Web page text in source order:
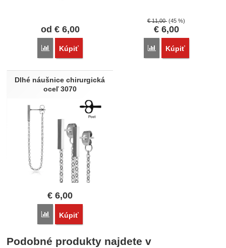
od €6,00
Porovnať
Kúpiť
€11,00 (45 %)
€6,00
Porovnať
Kúpiť
Dlhé náušnice chirurgická
oceľ 3070
€ 6,00
Porovnať
Kúpiť
Podobné produkty najdete v